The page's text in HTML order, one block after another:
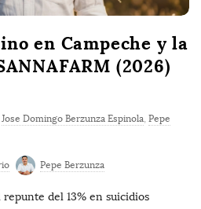
en Campeche y la
(2026)
Jose Domingo Berzunza Espinola Pepe
Pepe Berzunza
del 13% en suicidios